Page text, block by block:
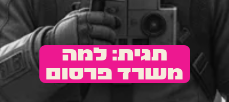
תגית: למה
משרד פרסום